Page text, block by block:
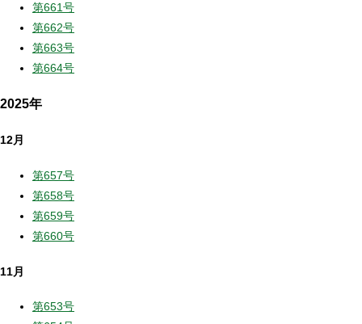
第661号
第662号
第663号
第664号
2025年
12月
第657号
第658号
第659号
第660号
11月
第653号